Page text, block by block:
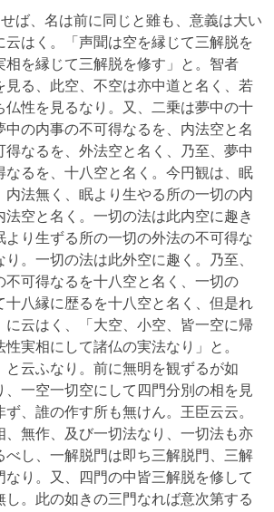
ば、名は前に同じと雖も、意義は大い
云はく。「声聞は空を縁じて三解脱を
相を縁じて三解脱を修す」と。智者
見る、此空、不空は亦中道と名く、若
仏性を見るなり。又、二乗は夢中の十
中の内事の不可得なるを、内法空と名
得なるを、外法空と名く、乃至、夢中
なるを、十八空と名く。今円観は、眠
内法無く、眠より生やる所の一切の内
空と名く。一切の法は此内空に趣き
より生ずる所の一切の外法の不可得な
。一切の法は此外空に趣く。乃至、
不可得なるを十八空と名く、一切の
十八縁に歴るを十八空と名く、但是れ
に云はく、「大空、小空、皆一空に帰
実相にして諸仏の実法なり」と。
と云ふなり。前に無明を観ずるが如
、一空一切空にして四門分別の相を見
、誰の作す所も無けん。王臣云云。
、無作、及び一切法なり、一切法も亦
べし、一解脱門は即ち三解脱門、三解
なり。又、四門の中皆三解脱を修して
し。此の如きの三門なれば意次第する